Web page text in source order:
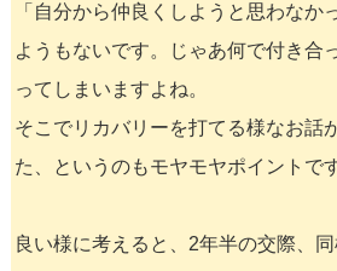
「自分から仲良くしようと思わなか
ようもないです。じゃあ何で付き合
ってしまいますよね。
そこでリカバリーを打てる様なお話
た、というのもモヤモヤポイントで
良い様に考えると、2年半の交際、